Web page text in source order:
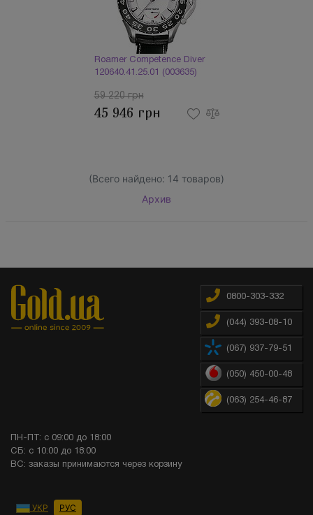
Roamer Competence Diver
120640.41.25.01 (003635)
59 220 грн
45 946 грн
(Всего найдено: 14 товаров)
Архив
0800-303-332
(044) 393-08-10
(067) 937-79-51
(050) 450-00-48
(063) 254-46-87
ПН-ПТ: с 09:00 до 18:00
СБ: с 10:00 до 18:00
ВС: заказы принимаются через корзину
УКР РУС